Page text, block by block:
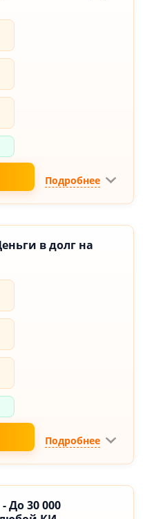
Подробнее
в долг на
Подробнее
До 30 000